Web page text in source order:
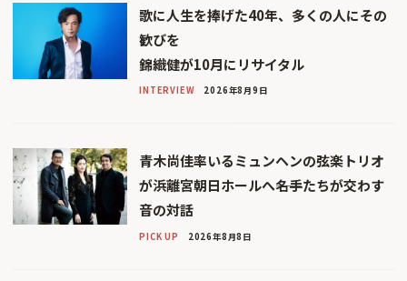
歌に人生を捧げた40年、多くの人にその
歓びを
錦織健が10月にリサイタル
INTERVIEW 2026年8月9日
青木尚佳率いるミュンヘンの弦楽トリオ
が浜離宮朝日ホールへ――名手たちが交わす
音の対話
PICK UP 2026年8月8日